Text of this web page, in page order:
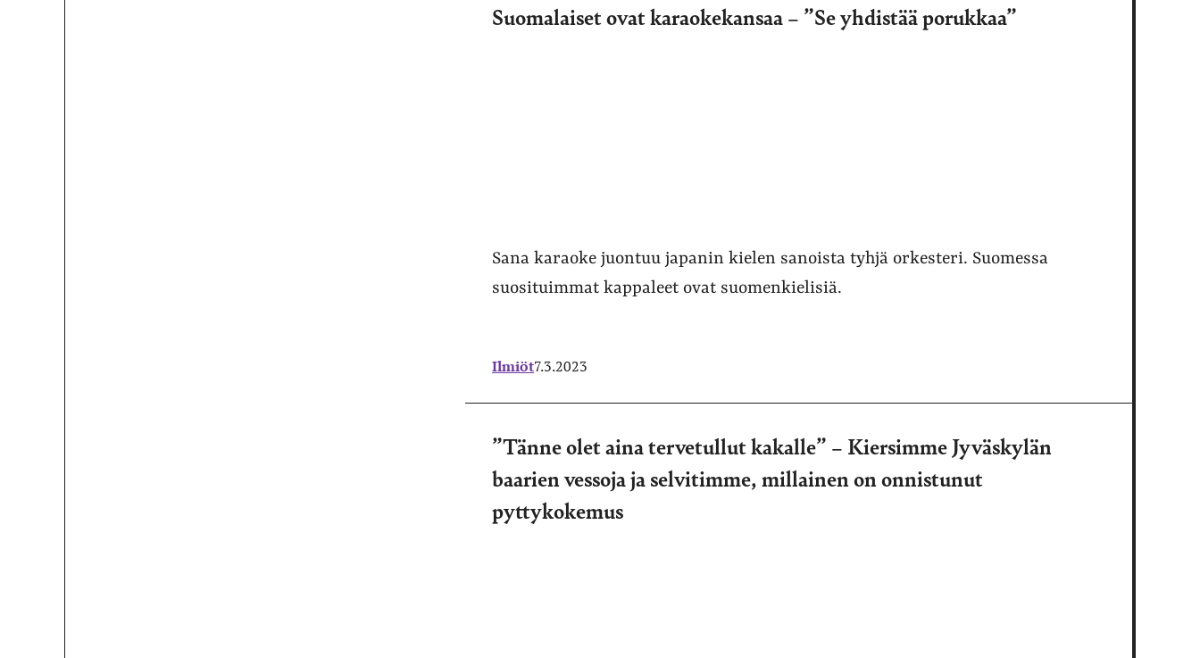
Suomalaiset ovat karaokekansaa – ”Se yhdistää porukkaa”
Sana karaoke juontuu japanin kielen sanoista tyhjä orkesteri. Suomessa
suosituimmat kappaleet ovat suomenkielisiä.
Ilmiöt7.3.2023
”Tänne olet aina tervetullut kakalle” – Kiersimme Jyväskylän
baarien vessoja ja selvitimme, millainen on onnistunut
pyttykokemus